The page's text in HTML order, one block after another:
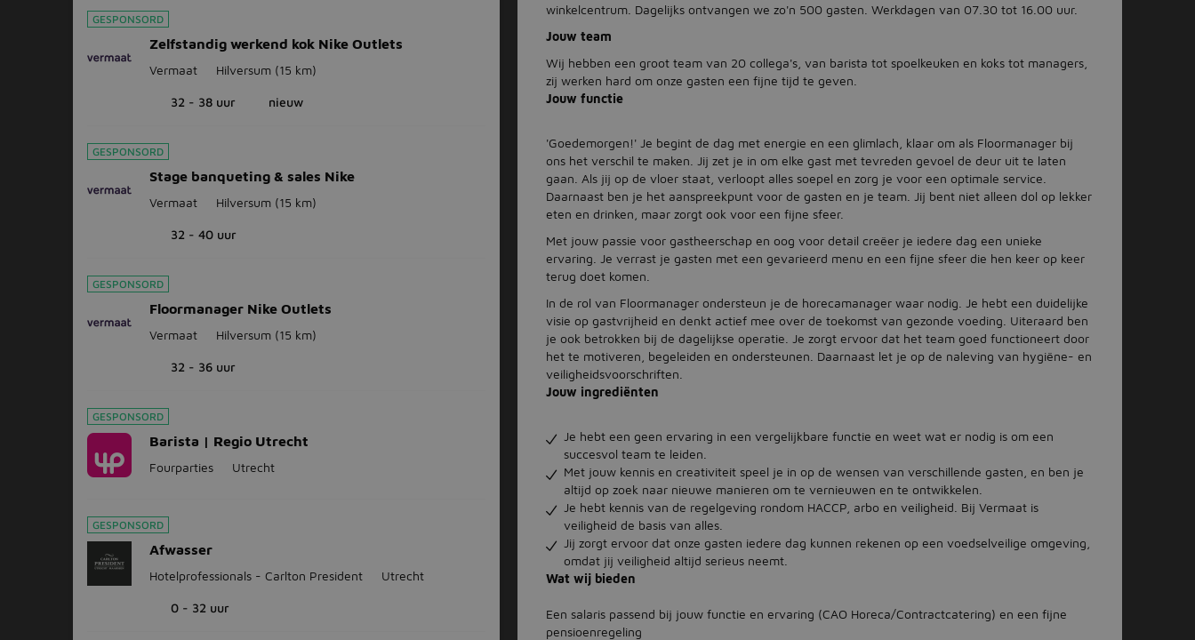
GESPONSORD
Zelfstandig werkend kok Nike Outlets
Vermaat Hilversum (15 km)
32 - 38 uur nieuw
GESPONSORD
Stage banqueting & sales Nike
Vermaat Hilversum (15 km)
32 - 40 uur
GESPONSORD
Floormanager Nike Outlets
Vermaat Hilversum (15 km)
32 - 36 uur
GESPONSORD
Barista | Regio Utrecht
Fourparties Utrecht
GESPONSORD
Afwasser
Hotelprofessionals - Carlton President Utrecht
0 - 32 uur
winkelcentrum. Dagelijks ontvangen we zo'n 500 gasten. Werkdagen van 07.30 tot 16.00 uur.
Jouw team
Wij hebben een groot team van 20 collega's, van barista tot spoelkeuken en koks tot managers,
zij werken hard om onze gasten een fijne tijd te geven.
Jouw functie
'Goedemorgen!' Je begint de dag met energie en een glimlach, klaar om als Floormanager bij
ons het verschil te maken. Jij zet je in om elke gast met tevreden gevoel de deur uit te laten
gaan. Als jij op de vloer staat, verloopt alles soepel en zorg je voor een optimale service.
Daarnaast ben je het aanspreekpunt voor de gasten en je team. Jij bent niet alleen dol op lekker
eten en drinken, maar zorgt ook voor een fijne sfeer.
Met jouw passie voor gastheerschap en oog voor detail creëer je iedere dag een unieke
ervaring. Je verrast je gasten met een gevarieerd menu en een fijne sfeer die hen keer op keer
terug doet komen.
In de rol van Floormanager ondersteun je de horecamanager waar nodig. Je hebt een duidelijke
visie op gastvrijheid en denkt actief mee over de toekomst van gezonde voeding. Uiteraard ben
je ook betrokken bij de dagelijkse operatie. Je zorgt ervoor dat het team goed functioneert door
het te motiveren, begeleiden en ondersteunen. Daarnaast let je op de naleving van hygiëne- en
veiligheidsvoorschriften.
Jouw ingrediënten
Je hebt een geen ervaring in een vergelijkbare functie en weet wat er nodig is om een
succesvol team te leiden.
Met jouw kennis en creativiteit speel je in op de wensen van verschillende gasten, en ben je
altijd op zoek naar nieuwe manieren om te vernieuwen en te ontwikkelen.
Je hebt kennis van de regelgeving rondom HACCP, arbo en veiligheid. Bij Vermaat is
veiligheid de basis van alles.
Jij zorgt ervoor dat onze gasten iedere dag kunnen rekenen op een voedselveilige omgeving,
omdat jij veiligheid altijd serieus neemt.
Wat wij bieden
Een salaris passend bij jouw functie en ervaring (CAO Horeca/Contractcatering) en een fijne
pensioenregeling